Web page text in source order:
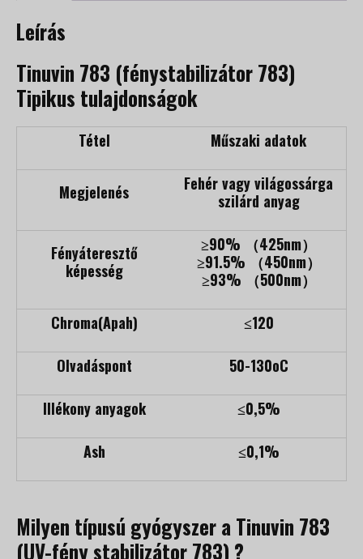
Leírás
Tinuvin 783 (fénystabilizátor 783)
Tipikus tulajdonságok
Tétel Műszaki adatok
Megjelenés
Fehér vagy világossárga
szilárd anyag
Fényáteresztő
képesség
≥90% （425nm）
≥91.5% （450nm）
≥93% （500nm）
Chroma(Apah) ≤120
Olvadáspont 50-130oC
Illékony anyagok ≤0,5%
Ash ≤0,1%
Milyen típusú gyógyszer a Tinuvin 783
(UV-fény stabilizátor 783) ?